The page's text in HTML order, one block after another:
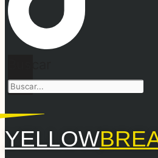
YELLOW